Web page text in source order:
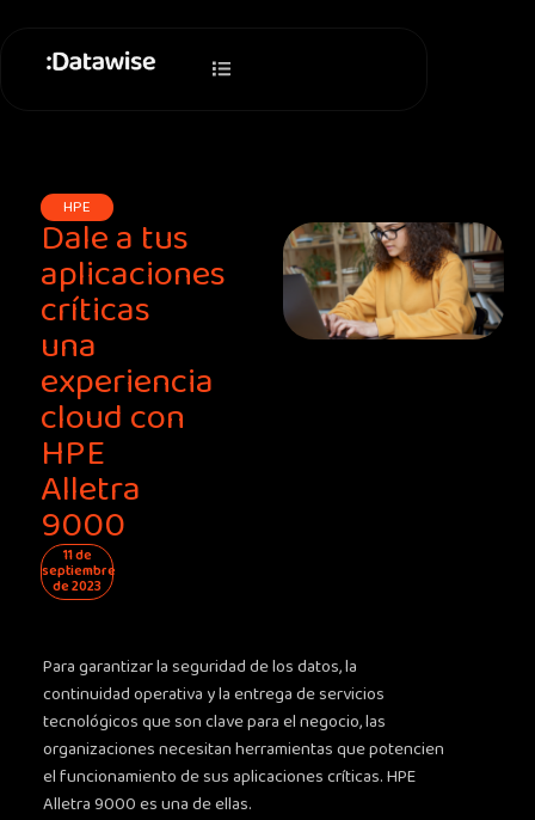
contenido
HPE
Dale a tus
aplicaciones
críticas
una
experiencia
cloud con
HPE
Alletra
9000
11 de
septiembre
de 2023
Para garantizar la seguridad de los datos, la
continuidad operativa y la entrega de servicios
tecnológicos que son clave para el negocio, las
organizaciones necesitan herramientas que potencien
el funcionamiento de sus aplicaciones críticas. HPE
Alletra 9000 es una de ellas.